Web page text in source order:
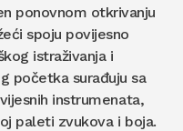
ponovnom otkrivanju
spoju povijesno
istraživanja i
početka surađuju sa
instrumenata,
paleti zvukova i boja.